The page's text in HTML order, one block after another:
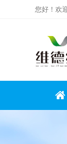
您好！欢